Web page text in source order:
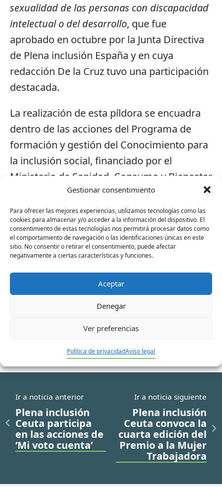
Gestionar consentimiento
Para ofrecer las mejores experiencias, utilizamos tecnologías como las
cookies para almacenar y/o acceder a la información del dispositivo. El
consentimiento de estas tecnologías nos permitirá procesar datos como
el comportamiento de navegación o las identificaciones únicas en este
sitio. No consentir o retirar el consentimiento, puede afectar
negativamente a ciertas características y funciones.
Aceptar
Denegar
Ver preferencias
Política de privacidadAviso legal
sexualidad de las personas con discapacidad
intelectual o del desarrollo, que fue
aprobado en octubre por la Junta Directiva
de Plena inclusión España y en cuya
redacción De la Cruz tuvo una participación
destacada.
La realización de esta píldora se encuadra
dentro de las acciones del Programa de
formación y gestión del Conocimiento para
la inclusión social, financiado por el
Ministerio de Sanidad, Consumo y Bienestar
Social (programas del 0’7 IRPF).
El vídeo ha sido grabado y producido por el
equipo de Mastv, servicio de audiovisuales
de la Fundación Gil Gayarre.
No hay contenido relacionado.
Ir a noticia anterior
Plena inclusión
Ceuta participa
en las acciones de
‘Mi voto cuenta’
Ir a noticia siguiente
Plena inclusión
Ceuta convoca la
cuarta edición del
Premio a la Mujer
Trabajadora